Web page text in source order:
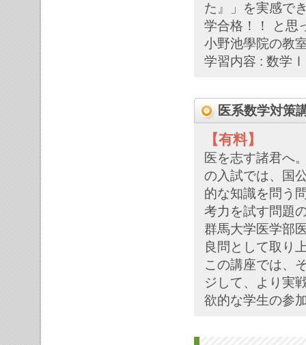
た』」を実感で
学合格！！ と思
小野池學院の教
学習内容 : 数
医系数学対策
【有料】
医を志す諸君へ
の入試では、国
的な知識を問う
考力を試す問題
群馬大学医学部
良問として取り
この講座では、
ジして、より実
欲的な学生の参